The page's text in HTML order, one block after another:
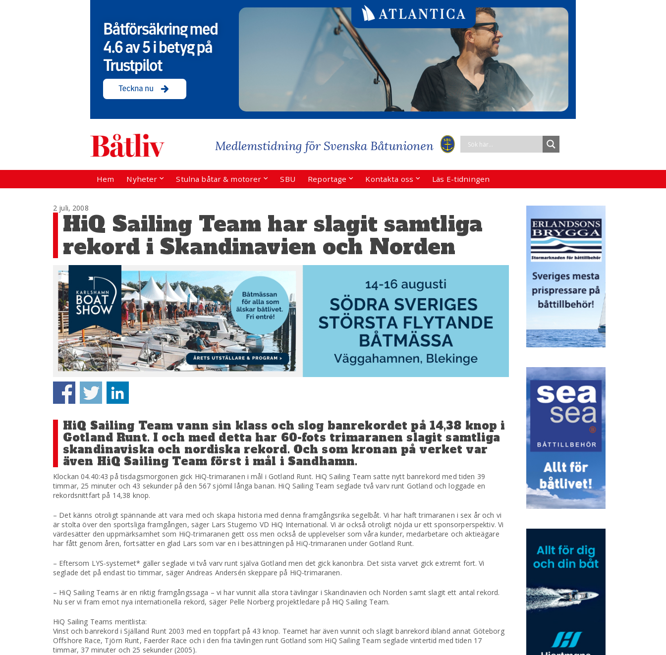
Hem Nyheter Stulna båtar & motorer SBU Reportage Kontakta oss Läs E-tidningen
2 juli, 2008
HiQ Sailing Team har slagit samtliga
rekord i Skandinavien och Norden
HiQ Sailing Team vann sin klass och slog banrekordet på 14,38 knop i
Gotland Runt. I och med detta har 60-fots trimaranen slagit samtliga
skandinaviska och nordiska rekord. Och som kronan på verket var
även HiQ Sailing Team först i mål i Sandhamn.
Klockan 04.40:43 på tisdagsmorgonen gick HiQ-trimaranen i mål i Gotland Runt. HiQ Sailing Team satte nytt banrekord med tiden 39
timmar, 25 minuter och 43 sekunder på den 567 sjömil långa banan. HiQ Sailing Team seglade två varv runt Gotland och loggade en
rekordsnittfart på 14,38 knop.
– Det känns otroligt spännande att vara med och skapa historia med denna framgångsrika segelbåt. Vi har haft trimaranen i sex år och vi
är stolta över den sportsliga framgången, säger Lars Stugemo VD HiQ International. Vi är också otroligt nöjda ur ett sponsorperspektiv. Vi
värdesätter den uppmärksamhet som HiQ-trimaranen gett oss men också de upplevelser som våra kunder, medarbetare och aktieägare
har fått genom åren, fortsätter en glad Lars som var en i besättningen på HiQ-trimaranen under Gotland Runt.
– Eftersom LYS-systemet* gäller seglade vi två varv runt själva Gotland men det gick kanonbra. Det sista varvet gick extremt fort. Vi
seglade det på endast tio timmar, säger Andreas Andersén skeppare på HiQ-trimaranen.
– HiQ Sailing Teams är en riktig framgångssaga – vi har vunnit alla stora tävlingar i Skandinavien och Norden samt slagit ett antal rekord.
Nu ser vi fram emot nya internationella rekord, säger Pelle Norberg projektledare på HiQ Sailing Team.
HiQ Sailing Teams meritlista:
Vinst och banrekord i Själland Runt 2003 med en toppfart på 43 knop. Teamet har även vunnit och slagit banrekord ibland annat Göteborg
Offshore Race, Tjörn Runt, Faerder Race och i den fria tävlingen runt Gotland som HiQ Sailing Team seglade vintertid med tiden 17
timmar, 37 minuter och 25 sekunder (2005).